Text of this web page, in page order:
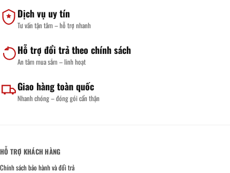
Dịch vụ uy tín
Tư vấn tận tâm – hỗ trợ nhanh
Hỗ trợ đổi trả theo chính sách
An tâm mua sắm – linh hoạt
Giao hàng toàn quốc
Nhanh chóng – đóng gói cẩn thận
HỖ TRỢ KHÁCH HÀNG
Chính sách bảo hành và đổi trả